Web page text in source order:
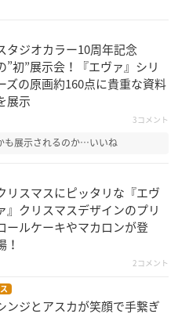
タジオカラー10周年記念
”初”展示会！『エヴァ』シリ
ズの原画約160点に貴重な資料
展示
3コメント
も展示されるのか…いいね
リスマスにピッタリな『エヴ
』クリスマスデザインのプリ
ールケーキやマカロンが登
！
2コメント
ンジとアスカが笑顔で手繋ぎ